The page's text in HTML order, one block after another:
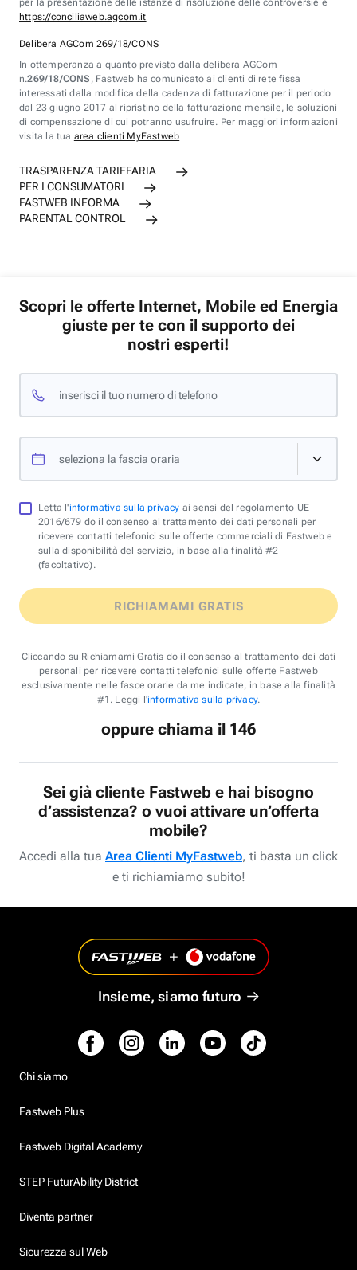
per la presentazione delle istanze di risoluzione delle controversie è
https://conciliaweb.agcom.it
Delibera AGCom 269/18/CONS
In ottemperanza a quanto previsto dalla delibera AGCom
n.269/18/CONS , Fastweb ha comunicato ai clienti di rete fissa
interessati dalla modifica della cadenza di fatturazione per il periodo
dal 23 giugno 2017 al ripristino della fatturazione mensile, le soluzioni
di compensazione di cui potranno usufruire. Per maggiori informazioni
visita la tua area clienti MyFastweb
TRASPARENZA TARIFFARIA
PER I CONSUMATORI
FASTWEB INFORMA
PARENTAL CONTROL
Scopri le offerte Internet, Mobile ed Energia
giuste per te con il supporto dei
nostri esperti!
inserisci il tuo numero di telefono
seleziona la fascia oraria
Letta l'informativa sulla privacy ai sensi del regolamento UE
2016/679 do il consenso al trattamento dei dati personali per
ricevere contatti telefonici sulle offerte commerciali di Fastweb e
sulla disponibilità del servizio, in base alla finalità #2
(facoltativo).
RICHIAMAMI GRATIS
Cliccando su Richiamami Gratis do il consenso al trattamento dei dati
personali per ricevere contatti telefonici sulle offerte Fastweb
esclusivamente nelle fasce orarie da me indicate, in base alla finalità
#1. Leggi l'informativa sulla privacy.
oppure chiama il 146
Sei già cliente Fastweb e hai bisogno
d’assistenza? o vuoi attivare un’offerta
mobile?
Accedi alla tua Area Clienti MyFastweb, ti basta un click
e ti richiamiamo subito!
Insieme, siamo futuro
Chi siamo
Fastweb Plus
Fastweb Digital Academy
STEP FuturAbility District
Diventa partner
Sicurezza sul Web